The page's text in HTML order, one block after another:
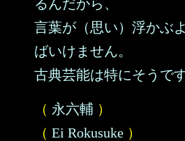
るんだから、
言葉が（思い）浮かぶ
ばいけません。
古典芸能は特にそうです
（ 永六輔 ）
（ Ei Rokusuke ）